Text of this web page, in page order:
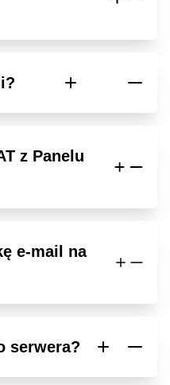
z Panelu
e-mail na
serwera?